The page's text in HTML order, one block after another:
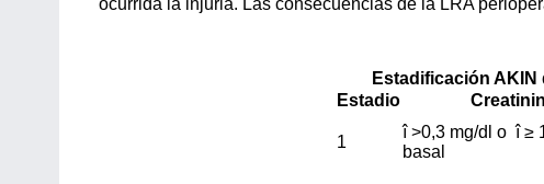
Estadificación
Estadio
1
î>0,3 mg/dl o ­î≥
basal